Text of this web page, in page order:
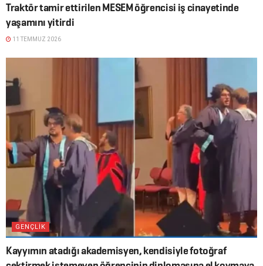
Traktör tamir ettirilen MESEM öğrencisi iş cinayetinde
yaşamını yitirdi
11 TEMMUZ 2026
GENÇLIK
Kayyımın atadığı akademisyen, kendisiyle fotoğraf